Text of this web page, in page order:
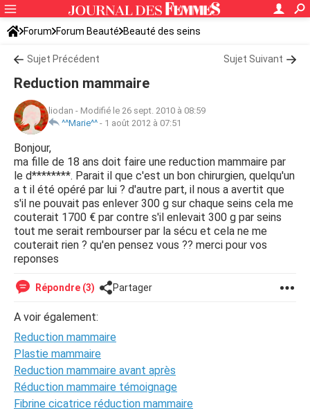
Forum Forum Beauté Beauté des seins
Sujet Précédent Sujet Suivant
Reduction mammaire
liodan - Modifié le 26 sept. 2010 à 08:59
^^Marie^^ - 1 août 2012 à 07:51
Bonjour,
ma fille de 18 ans doit faire une reduction mammaire par
le d********. Parait il que c'est un bon chirurgien, quelqu'un
a t il été opéré par lui ? d'autre part, il nous a avertit que
s'il ne pouvait pas enlever 300 g sur chaque seins cela me
couterait 1700 € par contre s'il enlevait 300 g par seins
tout me serait rembourser par la sécu et cela ne me
couterait rien ? qu'en pensez vous ?? merci pour vos
reponses
Répondre (3) Partager
A voir également:
Reduction mammaire
Plastie mammaire
Reduction mammaire avant après
Réduction mammaire témoignage
Fibrine cicatrice réduction mammaire